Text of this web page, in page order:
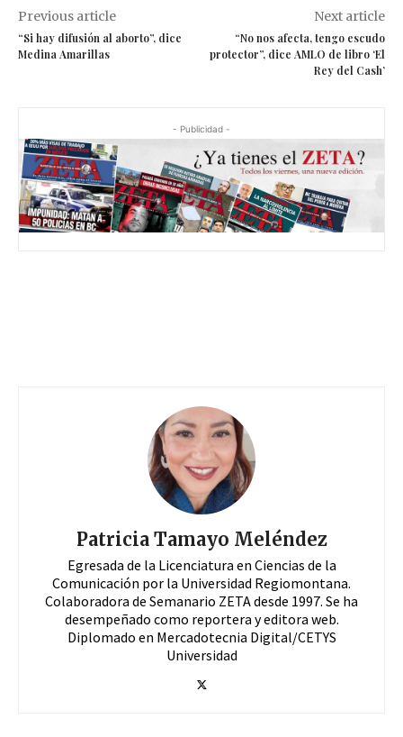
Previous article
“Si hay difusión al aborto”, dice
Medina Amarillas
Next article
“No nos afecta, tengo escudo
protector”, dice AMLO de libro ‘El
Rey del Cash’
- Publicidad -
Patricia Tamayo Meléndez
Egresada de la Licenciatura en Ciencias de la
Comunicación por la Universidad Regiomontana.
Colaboradora de Semanario ZETA desde 1997. Se ha
desempeñado como reportera y editora web.
Diplomado en Mercadotecnia Digital/CETYS
Universidad